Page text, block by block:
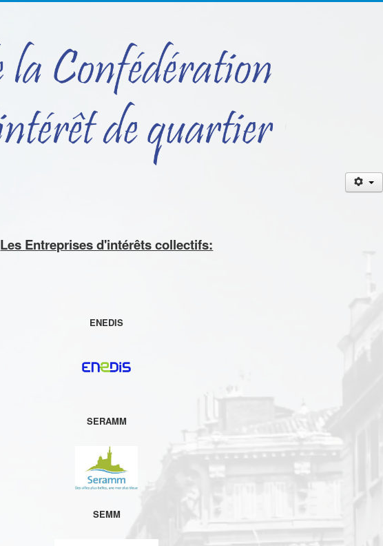
Les Entreprises d'intérêts collectifs:
ENEDIS
SERAMM
SEMM